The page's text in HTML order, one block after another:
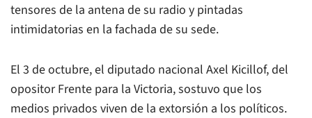
tensores de la antena de su radio y pintadas
intimidatorias en la fachada de su sede.
El 3 de octubre, el diputado nacional Axel Kicillof, del
opositor Frente para la Victoria, sostuvo que los
medios privados viven de la extorsión a los políticos.